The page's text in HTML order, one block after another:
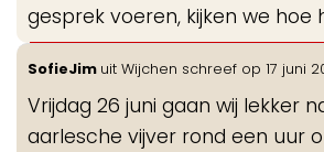
gesprek voeren, kijken we hoe
SofieJim uit Wijchen schreef op 17 juni
Vrijdag 26 juni gaan wij lekker
aarlesche vijver rond een uur